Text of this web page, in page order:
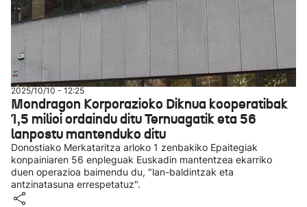
2025/10/10 - 12:25
Mondragon Korporazioko Diknua kooperatibak
1,5 milioi ordaindu ditu Ternuagatik eta 56
lanpostu mantenduko ditu
Donostiako Merkataritza arloko 1 zenbakiko Epaitegiak
konpainiaren 56 enpleguak Euskadin mantentzea ekarriko
duen operazioa baimendu du, "lan-baldintzak eta
antzinatasuna errespetatuz".